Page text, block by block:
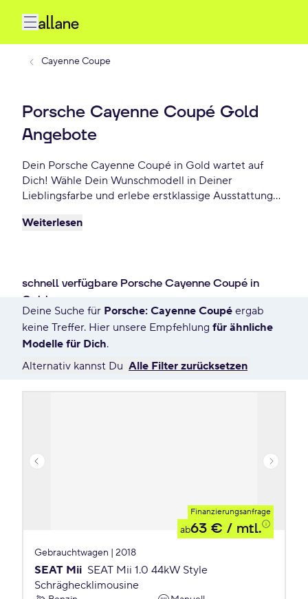
Cayenne Coupe
Porsche Cayenne Coupé Gold
Angebote
Dein Porsche Cayenne Coupé in Gold wartet auf
Dich! Wähle Dein Wunschmodell in Deiner
Lieblingsfarbe und erlebe erstklassige Ausstattung
Leasing- und Finanzierungsoptionen und fahre Dein
Weiterlesen
schnell verfügbare Porsche Cayenne Coupé in
Gold
0 Angebote für Deine Suche
Deine Suche für Porsche: Cayenne Coupé ergab
keine Treffer. Hier unsere Empfehlung für ähnliche
Modelle für Dich.
Alternativ kannst Du Alle Filter zurücksetzen
Finanzierungsanfrage
ab63 € / mtl.
Gebrauchtwagen | 2018
SEAT Mii SEAT Mii 1.0 44kW Style
Schräghecklimousine